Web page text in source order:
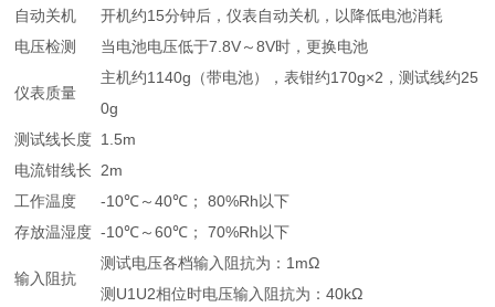
自动关机
开机约15分钟后，仪表自动关机，以降低电池消耗
电压检测
当电池电压低于7.8V～8V时，更换电池
仪表质量
主机约1140g（带电池），表钳约170g×2，测试线约25
0g
测试线长度 1.5m
电流钳线长
2m
工作温度
-10℃～40℃； 80%Rh以下
存放温湿度 -10℃～60℃； 70%Rh以下
输入阻抗
测试电压各档输入阻抗为：1mΩ
测U1U2相位时电压输入阻抗为：40kΩ